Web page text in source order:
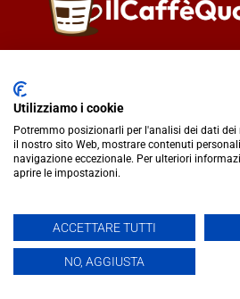
C.F.
Chi siamo
IlCaffèQuotidiano.online è una
presso il Tribunale di Caltanissetta
Realizzato da
Utilizziamo i cookie
Potremmo posizionarli per l'analisi dei dati
il nostro sito Web, mostrare contenuti
navigazione eccezionale. Per ulteriori
aprire le impostazioni.
ACCETTARE TUTTI
NO, AGGIUSTA